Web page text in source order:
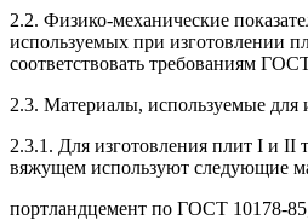
2.2. Физико-механические
используемых при изготовлении
соответствовать требованиям
2.3. Материалы, используемые для
2.3.1. Для изготовления плит I и II
вяжущем используют следующие
портландцемент по ГОСТ 10178-